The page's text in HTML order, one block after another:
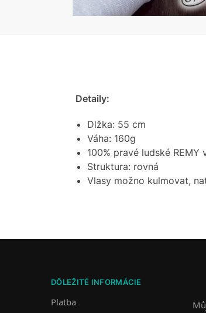
Detaily:
Dlžka: 55 cm
Váha: 160g
100% pravé ludské
Struktura: rovná
Vlasy možno kulmovat,
DÔLEŽITÉ INFORMÁCIE
Platba